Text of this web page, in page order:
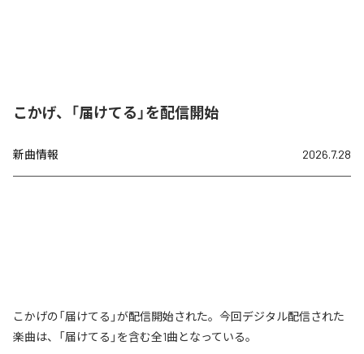
こかげ、「届けてる」を配信開始
新曲情報 2026.7.28
こかげの「届けてる」が配信開始された。今回デジタル配信された
楽曲は、「届けてる」を含む全1曲となっている。